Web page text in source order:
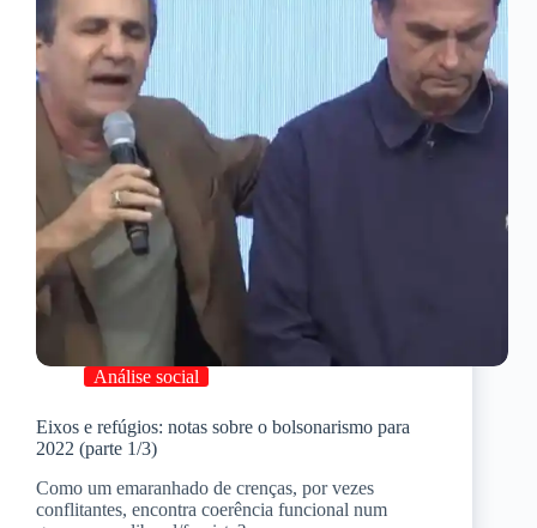
Análise social
Eixos e refúgios: notas sobre o bolsonarismo para
2022 (parte 1/3)
Como um emaranhado de crenças, por vezes
conflitantes, encontra coerência funcional num